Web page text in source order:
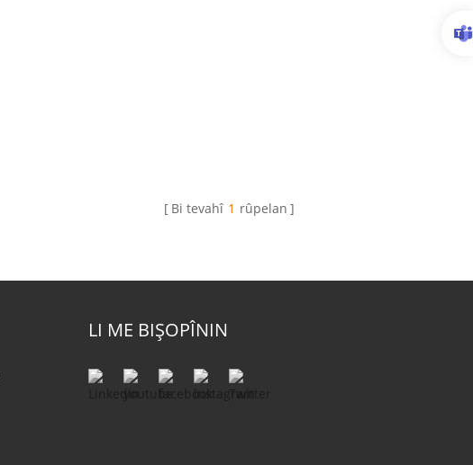
Bi tevahî 1 rûpelan
LI ME BIŞOPÎNIN